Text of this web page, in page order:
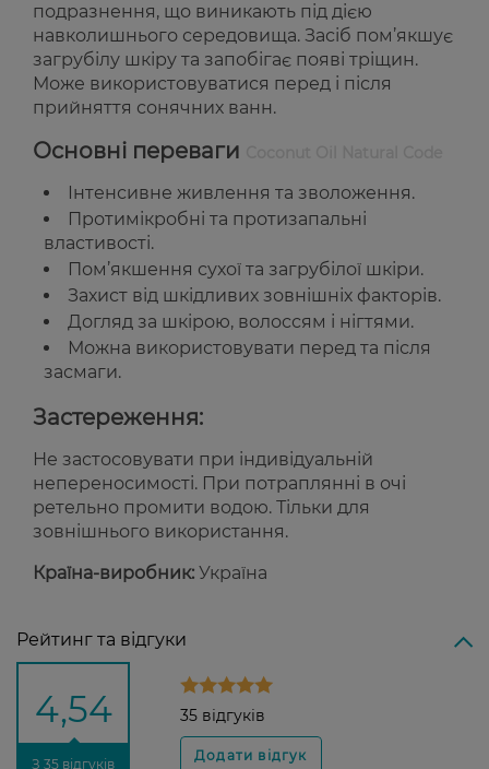
подразнення, що виникають під дією
навколишнього середовища. Засіб пом’якшує
загрубілу шкіру та запобігає появі тріщин.
Може використовуватися перед і після
прийняття сонячних ванн.
Основні переваги
Інтенсивне живлення та зволоження.
Протимікробні та протизапальні
властивості.
Пом’якшення сухої та загрубілої шкіри.
Захист від шкідливих зовнішніх факторів.
Догляд за шкірою, волоссям і нігтями.
Можна використовувати перед та після
засмаги.
Застереження:
Не застосовувати при індивідуальній
непереносимості. При потраплянні в очі
ретельно промити водою. Тільки для
зовнішнього використання.
Країна-виробник: Україна
Рейтинг та відгуки
4,54
З 35 відгуків
35 відгуків